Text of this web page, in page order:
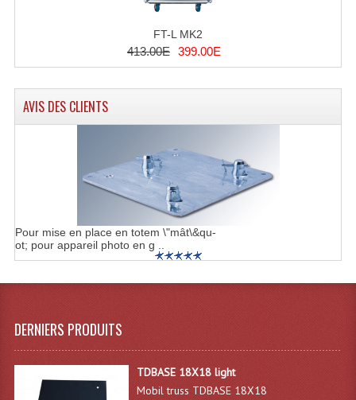
FT-L MK2
413.00E 399.00E
AVIS DES CLIENTS
Pour mise en place en totem \"mât\&qu-
ot; pour appareil photo en g ..
DERNIERS PRODUITS
TDBASE 18X18 light
Mobil truss TDBASE 18X18